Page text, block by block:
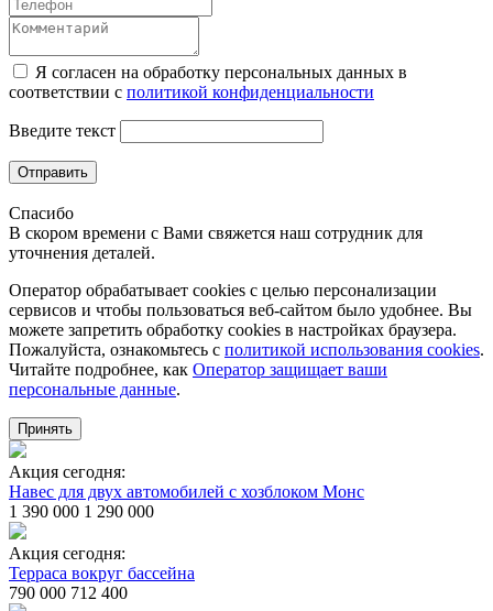
Я согласен на обработку персональных данных в
соответствии с политикой конфиденциальности
Введите текст
Отправить
Спасибо
В скором времени с Вами свяжется наш сотрудник для
уточнения деталей.
Оператор обрабатывает cookies с целью персонализации
сервисов и чтобы пользоваться веб-сайтом было удобнее. Вы
можете запретить обработку сookies в настройках браузера.
Пожалуйста, ознакомьтесь с политикой использования cookies.
Читайте подробнее, как Оператор защищает ваши
персональные данные.
Принять
Акция сегодня:
Навес для двух автомобилей с хозблоком Монс
1 390 000 1 290 000
Акция сегодня:
Терраса вокруг бассейна
790 000 712 400